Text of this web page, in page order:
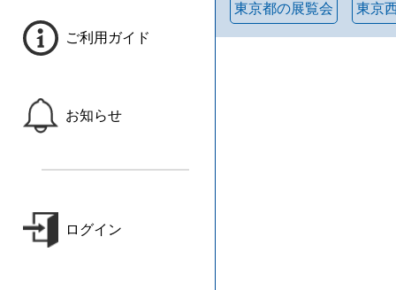
ご利用ガイド
お知らせ
ログイン
東京都の展覧会 東京